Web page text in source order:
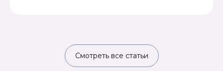
Смотреть все статьи